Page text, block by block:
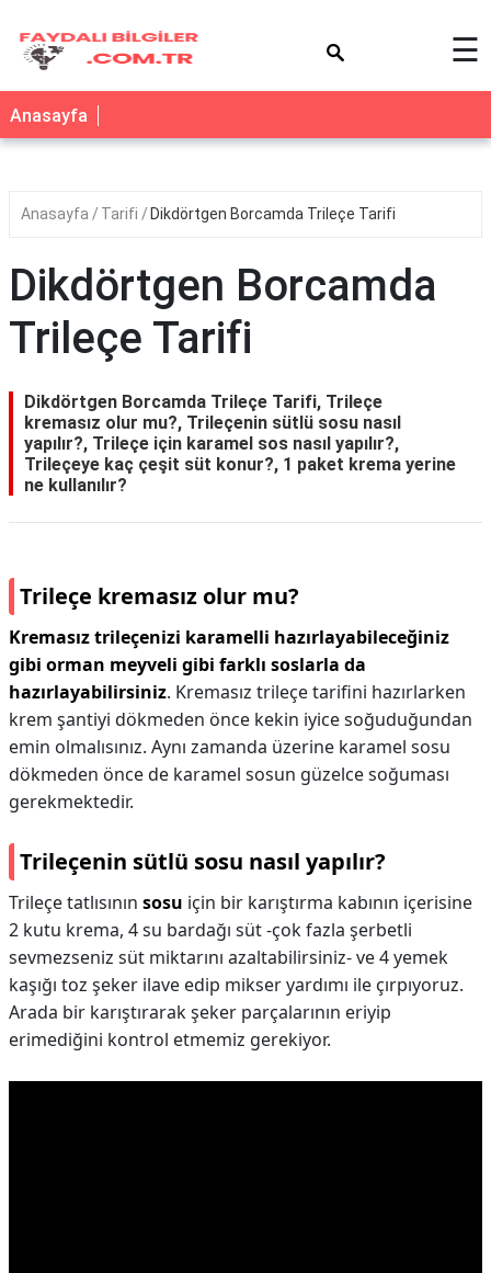
☰
Anasayfa
Anasayfa Tarifi Dikdörtgen Borcamda Trileçe Tarifi
Dikdörtgen Borcamda
Trileçe Tarifi
Dikdörtgen Borcamda Trileçe Tarifi, Trileçe
kremasız olur mu?, Trileçenin sütlü sosu nasıl
yapılır?, Trileçe için karamel sos nasıl yapılır?,
Trileçeye kaç çeşit süt konur?, 1 paket krema yerine
ne kullanılır?
Trileçe kremasız olur mu?
Kremasız trileçenizi karamelli hazırlayabileceğiniz
gibi orman meyveli gibi farklı soslarla da
hazırlayabilirsiniz. Kremasız trileçe tarifini hazırlarken
krem şantiyi dökmeden önce kekin iyice soğuduğundan
emin olmalısınız. Aynı zamanda üzerine karamel sosu
dökmeden önce de karamel sosun güzelce soğuması
gerekmektedir.
Trileçenin sütlü sosu nasıl yapılır?
Trileçe tatlısının sosu için bir karıştırma kabının içerisine
2 kutu krema, 4 su bardağı süt -çok fazla şerbetli
sevmezseniz süt miktarını azaltabilirsiniz- ve 4 yemek
kaşığı toz şeker ilave edip mikser yardımı ile çırpıyoruz.
Arada bir karıştırarak şeker parçalarının eriyip
erimediğini kontrol etmemiz gerekiyor.